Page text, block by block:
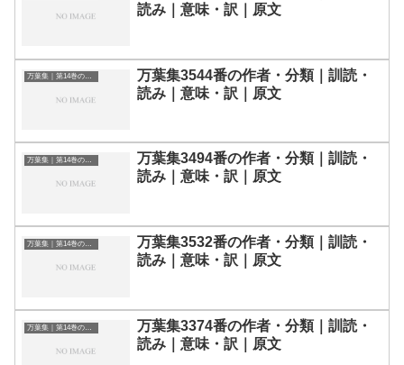
読み｜意味・訳｜原文
万葉集｜第14巻の和歌一覧
万葉集3544番の作者・分類｜訓読・
読み｜意味・訳｜原文
万葉集｜第14巻の和歌一覧
万葉集3494番の作者・分類｜訓読・
読み｜意味・訳｜原文
万葉集｜第14巻の和歌一覧
万葉集3532番の作者・分類｜訓読・
読み｜意味・訳｜原文
万葉集｜第14巻の和歌一覧
万葉集3374番の作者・分類｜訓読・
読み｜意味・訳｜原文